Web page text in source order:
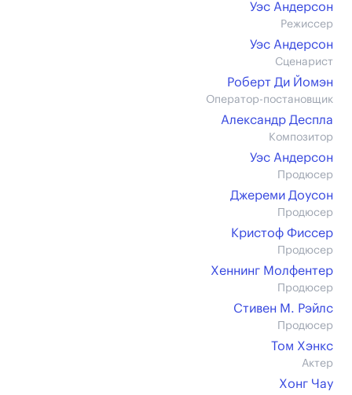
Уэс Андерсон
Режиссер
Уэс Андерсон
Сценарист
Роберт Ди Йомэн
Оператор-постановщик
Александр Деспла
Композитор
Уэс Андерсон
Продюсер
Джереми Доусон
Продюсер
Кристоф Фиссер
Продюсер
Хеннинг Молфентер
Продюсер
Стивен М. Рэйлс
Продюсер
Том Хэнкс
Актер
Хонг Чау